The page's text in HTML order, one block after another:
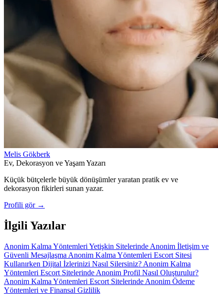
Melis Gökberk
Ev, Dekorasyon ve Yaşam Yazarı
Küçük bütçelerle büyük dönüşümler yaratan pratik ev ve
dekorasyon fikirleri sunan yazar.
Profili gör →
İlgili Yazılar
Anonim Kalma Yöntemleri Yetişkin Sitelerinde Anonim İletişim ve
Güvenli Mesajlaşma Anonim Kalma Yöntemleri Escort Sitesi
Kullanırken Dijital İzlerinizi Nasıl Silersiniz? Anonim Kalma
Yöntemleri Escort Sitelerinde Anonim Profil Nasıl Oluşturulur?
Anonim Kalma Yöntemleri Escort Sitelerinde Anonim Ödeme
Yöntemleri ve Finansal Gizlilik